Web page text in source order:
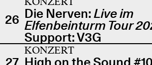
26 Die Nerven:Live im
Elfenbeinturm Tour
Support: V3G
27
KONZERT
High on the Sound